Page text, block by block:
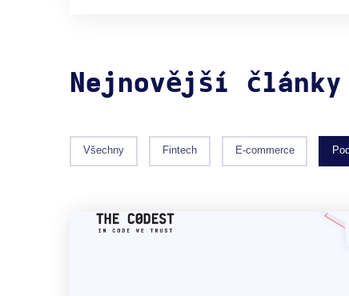
Nejnovější články
Všechny Fintech E-commerce